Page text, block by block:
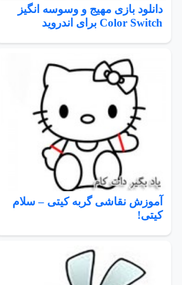
دانلود بازی مهیج و وسوسه انگیز
Color Switch برای اندروید
آموزش نقاشی گربه کیتی – سلام
کیتی!